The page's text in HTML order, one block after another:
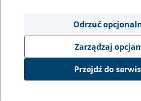
Ukryj wszystkie pozycje bazy
Odrzuć
Zarządzaj
Przejdź do